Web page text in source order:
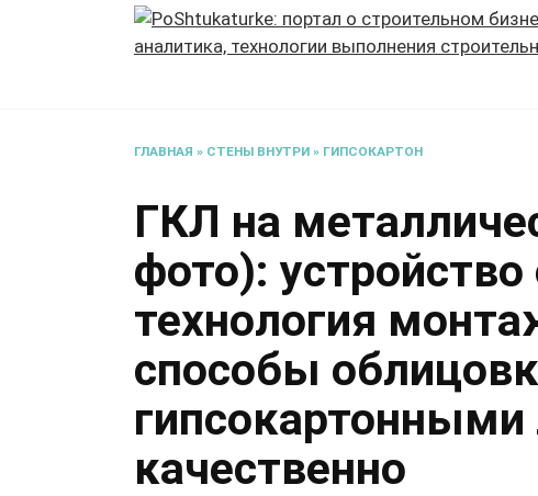
ГЛАВНАЯ » СТЕНЫ ВНУТРИ » ГИПСОКАРТОН
ГКЛ на
фото):
технология
способы
гипсокартонными
качественно